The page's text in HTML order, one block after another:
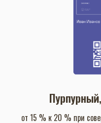
от 10 % к 15% при
за 180 дней. Если